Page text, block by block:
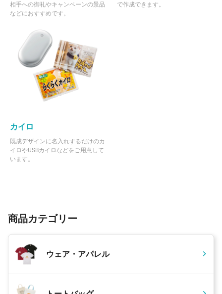
相手への御礼やキャンペーンの景品
などにおすすめです。
で作成できます。
カイロ
既成デザインに名入れするだけのカ
イロやUSBカイロなどをご用意して
います。
商品カテゴリー
ウェア・アパレル